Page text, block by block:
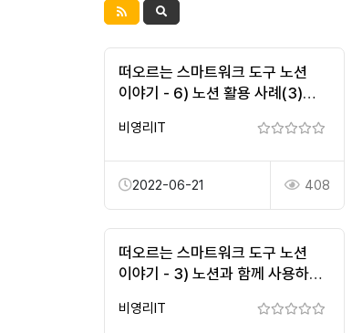
떠오르는 스마트워크 도구 노션
이야기 - 6) 노션 활용 사례(3)
비영리IT
2022-06-21 408
떠오르는 스마트워크 도구 노션
이야기 - 3) 노션과 함께 사용하는
비영리IT